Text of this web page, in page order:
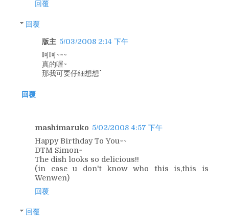
回覆
回覆
版主 5/03/2008 2:14 下午
呵呵~~~
真的喔~
那我可要仔細想想^^
回覆
mashimaruko 5/02/2008 4:57 下午
Happy Birthday To You~~
DTM Simon~
The dish looks so delicious!!
(in case u don't know who this is,this is
Wenwen)
回覆
回覆